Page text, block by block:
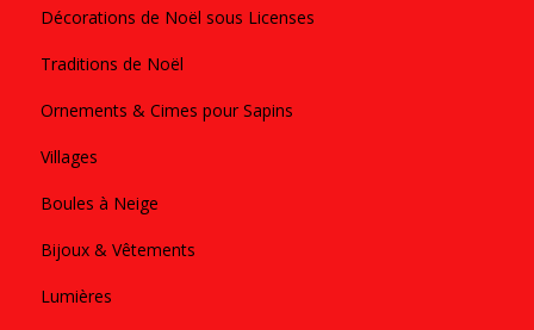
Décorations de Noël sous Licenses
Traditions de Noël
Ornements & Cimes pour Sapins
Villages
Boules à Neige
Bijoux & Vêtements
Lumières